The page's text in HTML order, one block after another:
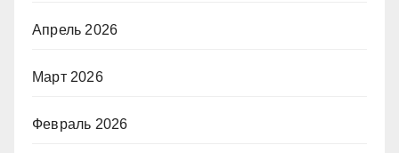
Апрель 2026
Март 2026
Февраль 2026